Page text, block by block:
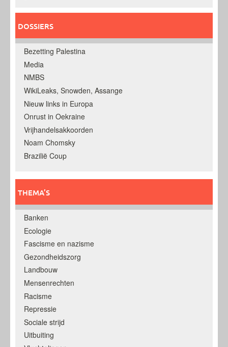
DOSSIERS
Bezetting Palestina
Media
NMBS
WikiLeaks, Snowden, Assange
Nieuw links in Europa
Onrust in Oekraine
Vrijhandelsakkoorden
Noam Chomsky
Brazilië Coup
THEMA’S
Banken
Ecologie
Fascisme en nazisme
Gezondheidszorg
Landbouw
Mensenrechten
Racisme
Repressie
Sociale strijd
Uitbuiting